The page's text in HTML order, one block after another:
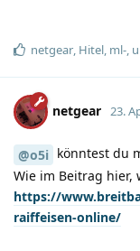
netgear, Hitel, ml-,
netgear 23.
@o5i könntest du
Wie im Beitrag hier,
https://
raiffeisen-online/